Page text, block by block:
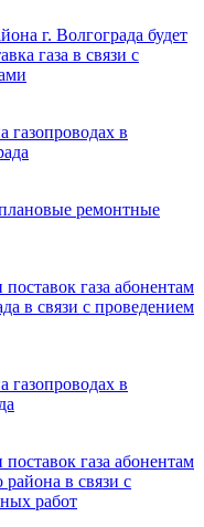
г. Волгограда будет
газа в связи с
в
ремонтные
газа абонентам
в связи с проведением
в
газа абонентам
в связи с
работ